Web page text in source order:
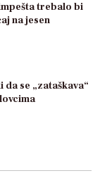
trebalo bi
na jesen
se „zataškava“